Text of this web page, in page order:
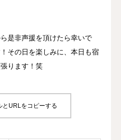
是非声援を頂けたら幸いで
その日を楽しみに、本日も宿
ります！笑
とURLをコピーする